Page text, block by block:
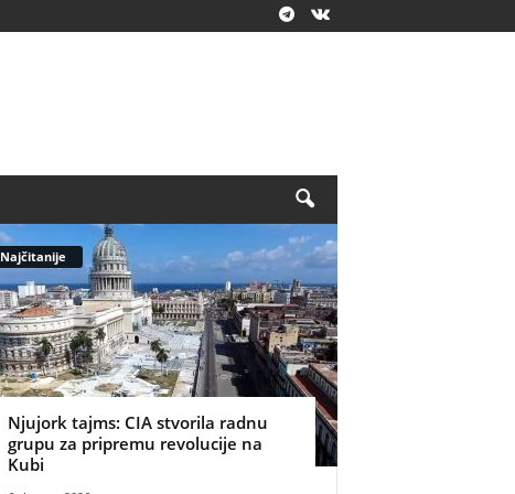
Najčitanije
Njujork tajms: CIA stvorila radnu
grupu za pripremu revolucije na
Kubi